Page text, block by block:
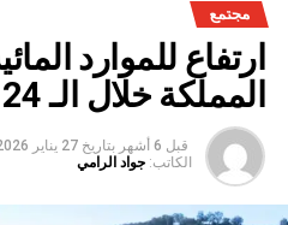
مجتمع
ارتفاع للموارد
المملكة خلال الـ 24 ساعة الماضية
قبل 6 أشهر بتاريخ 27 يناير 2026
الكاتب: جواد الرامي